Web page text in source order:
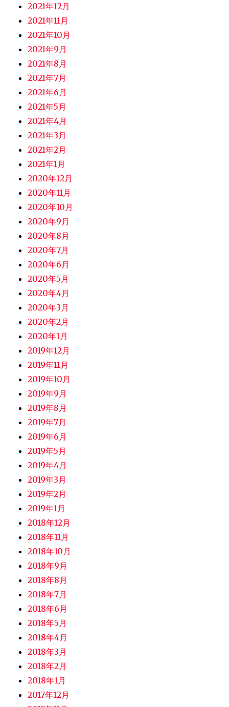
2021年12月
2021年11月
2021年10月
2021年9月
2021年8月
2021年7月
2021年6月
2021年5月
2021年4月
2021年3月
2021年2月
2021年1月
2020年12月
2020年11月
2020年10月
2020年9月
2020年8月
2020年7月
2020年6月
2020年5月
2020年4月
2020年3月
2020年2月
2020年1月
2019年12月
2019年11月
2019年10月
2019年9月
2019年8月
2019年7月
2019年6月
2019年5月
2019年4月
2019年3月
2019年2月
2019年1月
2018年12月
2018年11月
2018年10月
2018年9月
2018年8月
2018年7月
2018年6月
2018年5月
2018年4月
2018年3月
2018年2月
2018年1月
2017年12月